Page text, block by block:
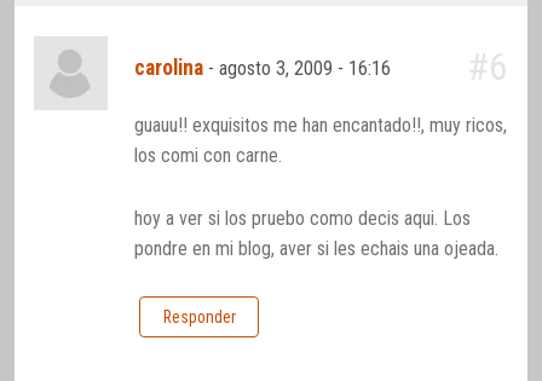
carolina -agosto 3, 2009 - 16:16 #6
guauu!! exquisitos me han encantado!!, muy ricos,
los comi con carne.
hoy a ver si los pruebo como decis aqui. Los
pondre en mi blog, aver si les echais una ojeada.
Responder